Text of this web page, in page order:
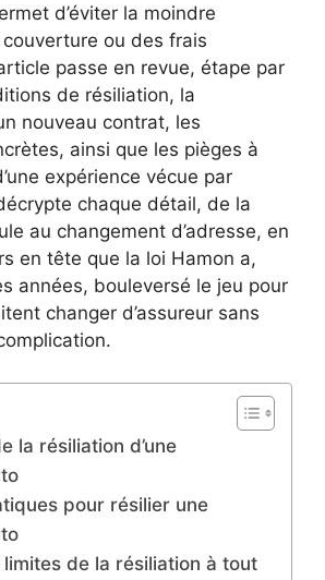
d’éviter la moindre
ou des frais
passe en revue, étape par
de résiliation, la
nouveau contrat, les
ainsi que les pièges à
expérience vécue par
chaque détail, de la
au changement d’adresse, en
en tête que la loi Hamon a,
années, bouleversé le jeu pour
changer d’assureur sans
la résiliation d’une
pour résilier une
de la résiliation à tout